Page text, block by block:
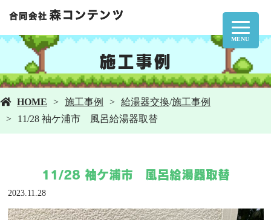
MENU
施工事例
HOME 施工事例 給湯器交換/施工事例
11/28 袖ケ浦市 風呂給湯器取替
11/28 袖ケ浦市 風呂給湯器取替
2023.11.28